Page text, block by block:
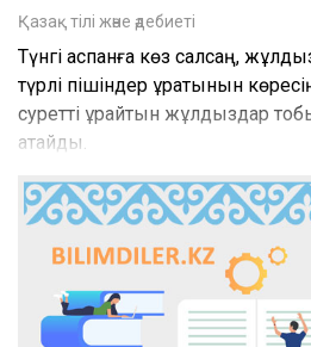
Қазақ тілі және әдебиеті
Түнгі аспанға көз салсаң,
түрлі пішіндер құратынын
суретті құрайтын жұлдыздар
атайды.